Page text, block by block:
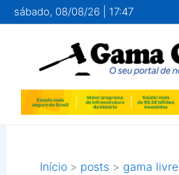
para
conteúdo
sábado, 08/08/26 | 17:47
Início posts gama livre